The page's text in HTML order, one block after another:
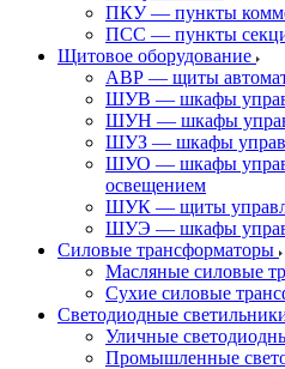
ПКУ — пункты
ПСС — пункты
Щитовое оборудование
АВР — щиты
ШУВ — шкафы
ШУН — шкафы
ШУЗ — шкафы
ШУО — шкафы
освещением
ШУК — щиты
ШУЭ — шкафы
Силовые трансформаторы
Масляные силовые
Сухие силовые
Светодиодные
Уличные
Промышленные